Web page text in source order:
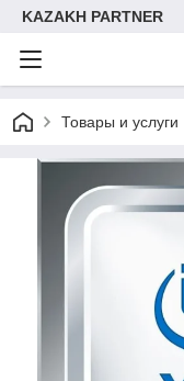
KAZAKH PARTNER
Товары и услуги